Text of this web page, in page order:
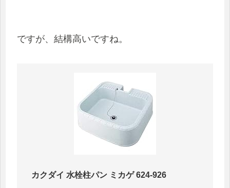
ですが、結構高いですね。
カクダイ 水栓柱パン ミカゲ 624-926